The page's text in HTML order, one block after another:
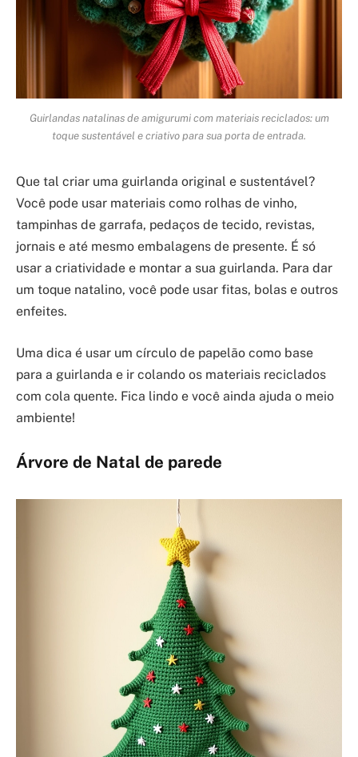
Guirlandas natalinas de amigurumi com materiais reciclados: um
toque sustentável e criativo para sua porta de entrada.
Que tal criar uma guirlanda original e sustentável?
Você pode usar materiais como rolhas de vinho,
tampinhas de garrafa, pedaços de tecido, revistas,
jornais e até mesmo embalagens de presente. É só
usar a criatividade e montar a sua guirlanda. Para dar
um toque natalino, você pode usar fitas, bolas e outros
enfeites.
Uma dica é usar um círculo de papelão como base
para a guirlanda e ir colando os materiais reciclados
com cola quente. Fica lindo e você ainda ajuda o meio
ambiente!
Árvore de Natal de parede